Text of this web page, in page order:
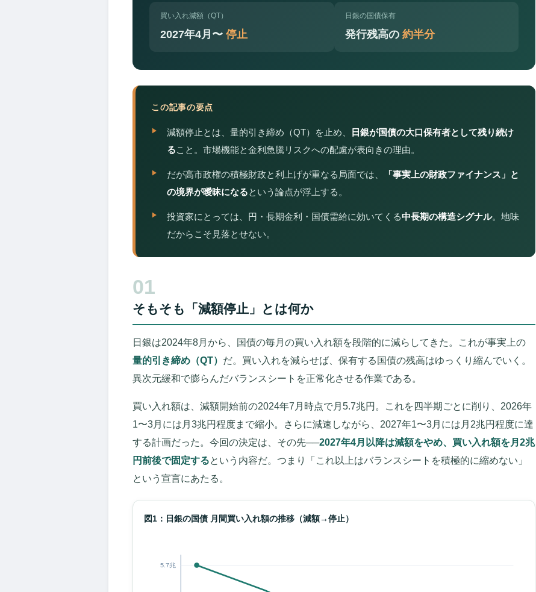
買い入れ減額（QT）
2027年4月〜停止
日銀の国債保有
発行残高の 約半分
この記事の要点
減額停止とは、量的引き締め（QT）を止め、
日銀が国債の大口保有者として残り続け
ること。市場機能と金利急騰リスクへの配慮が表向きの理由。
だが高市政権の積極財政と利上げが重なる局面では、
「事実上の財政ファイナンス」と
の境界が曖昧になるという論点が浮上する。
投資家にとっては、円・長期金利・国債需給に効いてくる中長期の構造シグナル。地味
だからこそ見落とせない。
01
そもそも「減額停止」とは何か
日銀は2024年8月から、国債の毎月の買い入れ額を段階的に減らしてきた。これが事実上の
量的引き締め（QT） だ。買い入れを減らせば、保有する国債の残高はゆっくり縮んでいく。
異次元緩和で膨らんだバランスシートを正常化させる作業である。
買い入れ額は、減額開始前の2024年7月時点で月5.7兆円。これを四半期ごとに削り、2026年
1〜3月には月3兆円程度まで縮小。さらに減速しながら、2027年1〜3月には月2兆円程度に達
する計画だった。今回の決定は、その先──2027年4月以降は減額をやめ、買い入れ額を月2兆
円前後で固定するという内容だ。つまり「これ以上はバランスシートを積極的に縮めない」
という宣言にあたる。
図1：日銀の国債 月間買い入れ額の推移（減額→停止）
5.7兆